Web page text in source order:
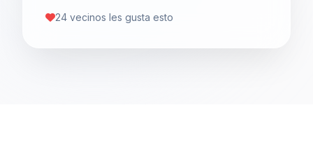
24 vecinos les gusta esto